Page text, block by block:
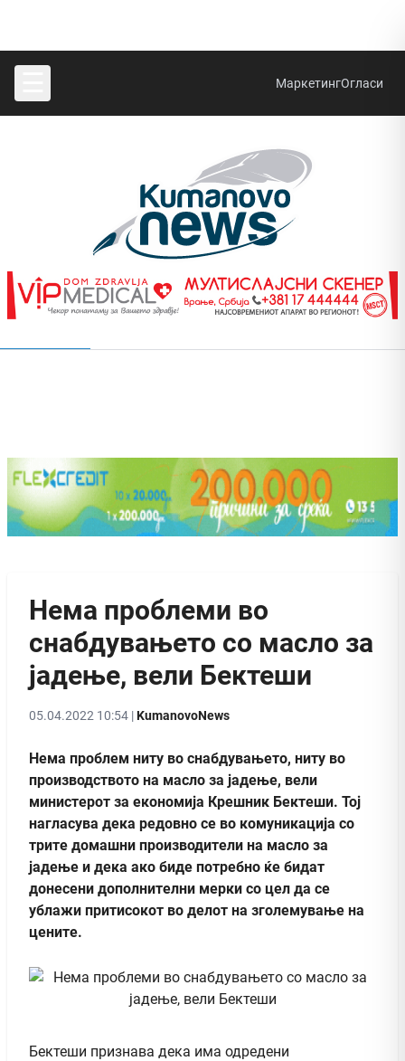
МаркетингОгласи
Нема проблеми во
снабдувањето со масло за
јадење, вели Бектеши
05.04.2022 10:54 |KumanovoNews
Нема проблем ниту во снабдувањето, ниту во
производството на масло за јадење, вели
министерот за економија Крешник Бектеши. Тој
нагласува дека редовно се во комуникација со
трите домашни производители на масло за
јадење и дека ако биде потребно ќе бидат
донесени дополнителни мерки со цел да се
ублажи притисокот во делот на зголемување на
цените.
Бектеши признава дека има одредени